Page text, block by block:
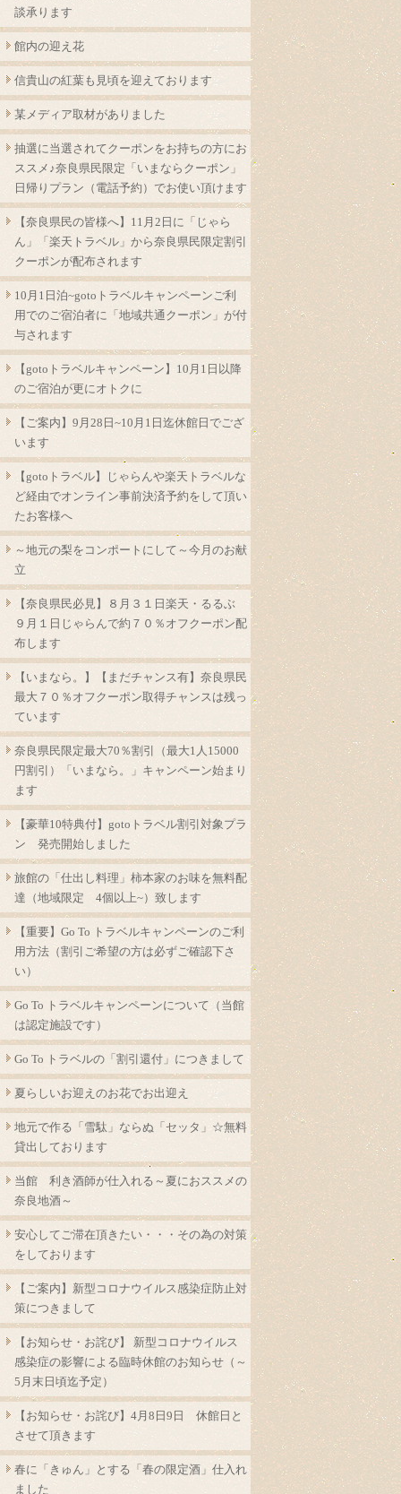
談承ります
館内の迎え花
信貴山の紅葉も見頃を迎えております
某メディア取材がありました
抽選に当選されてクーポンをお持ちの方にお
ススメ♪奈良県民限定「いまならクーポン」
日帰りプラン（電話予約）でお使い頂けます
【奈良県民の皆様へ】11月2日に「じゃら
ん」「楽天トラベル」から奈良県民限定割引
クーポンが配布されます
10月1日泊~gotoトラベルキャンペーンご利
用でのご宿泊者に「地域共通クーポン」が付
与されます
【gotoトラベルキャンペーン】10月1日以降
のご宿泊が更にオトクに
【ご案内】9月28日~10月1日迄休館日でござ
います
【gotoトラベル】じゃらんや楽天トラベルな
ど経由でオンライン事前決済予約をして頂い
たお客様へ
～地元の梨をコンポートにして～今月のお献
立
【奈良県民必見】８月３１日楽天・るるぶ
９月１日じゃらんで約７０％オフクーポン配
布します
【いまなら。】【まだチャンス有】奈良県民
最大７０％オフクーポン取得チャンスは残っ
ています
奈良県民限定最大70％割引（最大1人15000
円割引）「いまなら。」キャンペーン始まり
ます
【豪華10特典付】gotoトラベル割引対象プラ
ン 発売開始しました
旅館の「仕出し料理」柿本家のお味を無料配
達（地域限定 4個以上~）致します
【重要】Go To トラベルキャンペーンのご利
用方法（割引ご希望の方は必ずご確認下さ
い）
Go To トラベルキャンペーンについて（当館
は認定施設です）
Go To トラベルの「割引還付」につきまして
夏らしいお迎えのお花でお出迎え
地元で作る「雪駄」ならぬ「セッタ」☆無料
貸出しております
当館 利き酒師が仕入れる～夏におススメの
奈良地酒～
安心してご滞在頂きたい・・・その為の対策
をしております
【ご案内】新型コロナウイルス感染症防止対
策につきまして
【お知らせ・お詫び】 新型コロナウイルス
感染症の影響による臨時休館のお知らせ（～
5月末日頃迄予定）
【お知らせ・お詫び】4月8日9日 休館日と
させて頂きます
春に「きゅん」とする「春の限定酒」仕入れ
ました